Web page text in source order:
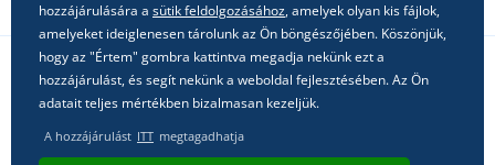
Kövessen minket a közösségi hálózatokon
hozzájárulására a sütik feldolgozásához, amelyek olyan kis fájlok,
amelyeket ideiglenesen tárolunk az Ön böngészőjében. Köszönjük,
hogy az "Értem" gombra kattintva megadja nekünk ezt a
hozzájárulást, és segít nekünk a weboldal fejlesztésében. Az Ön
adatait teljes mértékben bizalmasan kezeljük.
A hozzájárulást ITT megtagadhatja